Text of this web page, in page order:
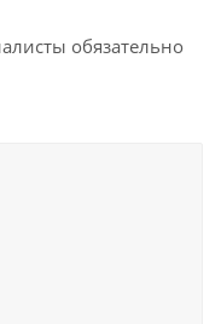
обязательно